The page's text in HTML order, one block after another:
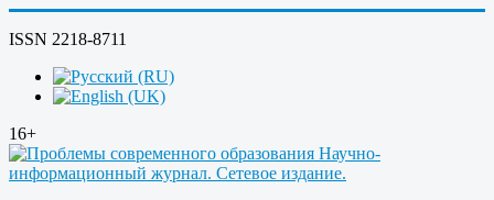
ISSN 2218-8711
16+